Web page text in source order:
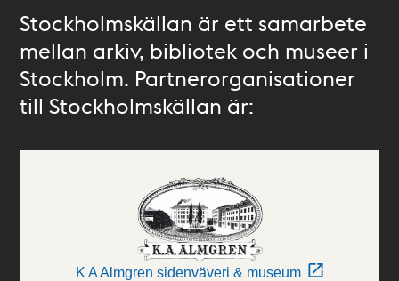
Stockholmskällan är ett samarbete
mellan arkiv, bibliotek och museer i
Stockholm. Partnerorganisationer
till Stockholmskällan är:
K A Almgren sidenväveri & museum